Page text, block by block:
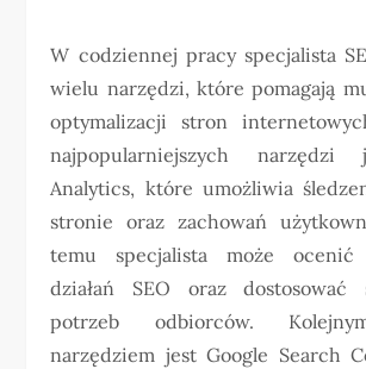
W codziennej pracy specjalista
wielu narzędzi, które pomagają
optymalizacji stron
najpopularniejszych narzędzi
Analytics, które umożliwia
stronie oraz zachowań
temu specjalista może ocenić
działań SEO oraz dostosować
potrzeb odbiorców.
narzędziem jest Google Search